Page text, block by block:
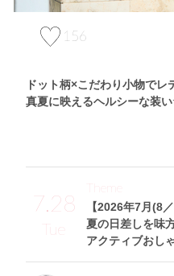
156
ドット柄×こだわり小物でレ
真夏に映えるヘルシーな装
7.28
Tue
【2026年7月(8／
夏の日差しを味
アクティブおし
Theme